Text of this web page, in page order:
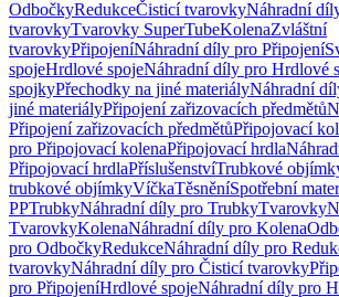
OdbočkyRedukceČisticí tvarovkyNáhradní
tvarovkyTvarovky SuperTubeKolenaZvláštní
tvarovkyPřipojeníNáhradní díly pro Připojení
spojeHrdlové spojeNáhradní díly pro Hrdlové
spojkyPřechodky na jiné materiályNáhradní
jiné materiályPřipojení zařizovacích předmětů
Připojení zařizovacích předmětůPřipojovací
pro Připojovací kolenaPřipojovací hrdla
Připojovací hrdlaPříslušenstvíTrubkové
trubkové objímkyVíčkaTěsněníSpotřební
PPTrubkyNáhradní díly pro TrubkyTvarovky
TvarovkyKolenaNáhradní díly pro Kolena
pro OdbočkyRedukceNáhradní díly pro
tvarovkyNáhradní díly pro Čisticí tvarovky
pro PřipojeníHrdlové spojeNáhradní díly pro